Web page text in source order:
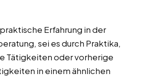
Erfahrung in der
sei es durch Praktika,
Tätigkeiten oder vorherige
in einem ähnlichen